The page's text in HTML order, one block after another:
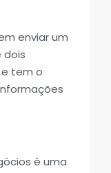
enviar um
dois
tem o
é uma